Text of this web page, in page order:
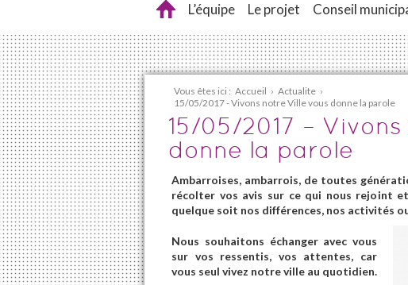
L’équipe Le projet Conseil
Vous êtes ici : Accueil › Actualite ›
15/05/2017 - Vivons notre Ville vous donne la parole
15/05/2017 –
donne la parole
Ambarroises, ambarrois, de toutes
récolter vos avis sur ce qui nous rejoint
quelque soit nos différences, nos activités
Nous souhaitons échanger avec vous
sur vos ressentis, vos attentes, car
vous seul vivez notre ville au quotidien.